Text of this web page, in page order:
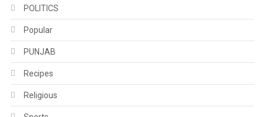
POLITICS
Popular
PUNJAB
Recipes
Religious